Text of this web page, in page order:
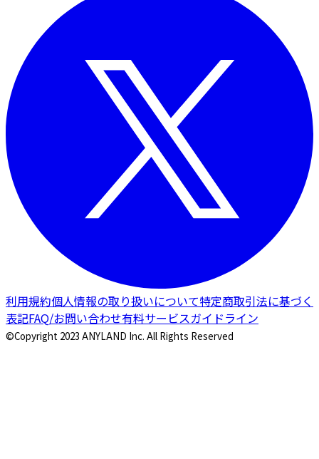
利用規約個人情報の取り扱いについて特定商取引法に基づく
表記FAQ/お問い合わせ有料サービスガイドライン
©Copyright 2023 ANYLAND Inc. All Rights Reserved